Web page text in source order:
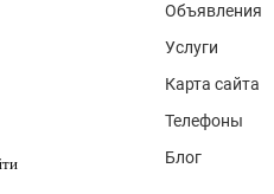
Объявления
Услуги
Карта сайта
Телефоны
Блог